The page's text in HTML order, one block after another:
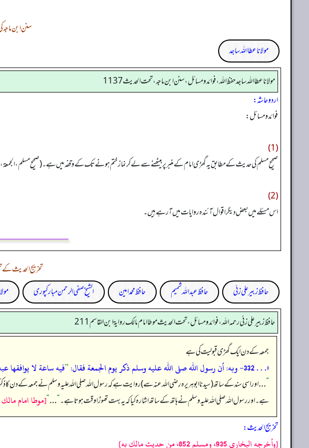
سنن ابن ماجہ کی حدیث
مولانا عطا اللہ ساجد
مولانا عطا الله ساجد حفظ الله، فوائد و مسائل، سنن ابن ماجه، تحت الحديث1137
اردو حاشہ:
فوائد ومسائل:
(1)
صحیح مسلم کی حدیث کے مطابق یہ گھڑی امام کے منبر پر بیٹھنے سے لے کر نماز ختم ہونے تک کے وقفہ میں ہے۔ (صحیح مسلم، الجمعة،
(2)
اس مسئلے میں بعض دیگر اقوال آئندہ روایات میں آرہے ہیں۔
تخریج الحدیث
حافظ زبیر علی زئی
حافظ عبداللہ شمیم حافظ محمد امین الشیخ صفی الرحمن مبارکپوری
حافظ زبير على زئي رحمه الله، فوائد و مسائل، تحت الحديث موطا امام مالك رواية ابن القاسم 211
جمعہ کے دن ایک گھڑی قبولیت کی ہے
«. . . 332- وبه: أن رسول الله صلى الله عليه وسلم ذكر يوم الجمعة فقال: ”فيه ساعة لا يوافقها
”. . . اور اسی سند کے ساتھ (سیدنا ابوہریرہ رضی اللہ عنہ سے) روایت ہے کہ رسول اللہ صلی اللہ علیہ وسلم نے جمعہ کے دن کا ذکر
ہے۔ اور رسول اللہ صلی اللہ علیہ وسلم نے ہاتھ کے ساتھ اشارہ کیا کہ یہ بہت تھوڑا وقت ہوتا ہے۔“
. . .
“[موطا امام مالك
تخریج الحدیث:
[وأخرجه البخاري 935، ومسلم 852، من حديث مالك به]